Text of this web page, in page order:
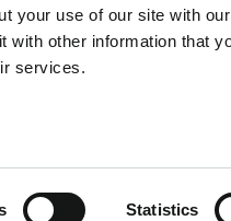
your use of our site with
other information that
services.
Statistics
un
experiencia
marítimo y